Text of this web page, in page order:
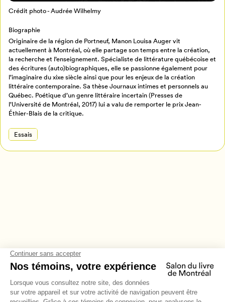
Retour à l’accueil
Crédit photo - Audrée Wilhelmy
Biographie
Originaire de la région de Portneuf, Manon Louisa Auger vit
actuellement à Montréal, où elle partage son temps entre la création,
la recherche et l’enseignement. Spécialiste de littérature québécoise et
des écritures (auto)biographiques, elle se passionne également pour
l’imaginaire du xixe siècle ainsi que pour les enjeux de la création
littéraire contemporaine. Sa thèse Journaux intimes et personnels au
Québec. Poétique d’un genre littéraire incertain (Presses de
l’Université de Montréal, 2017) lui a valu de remporter le prix Jean-
Éthier-Blais de la critique.
Essais
Créer un profil
Annuler